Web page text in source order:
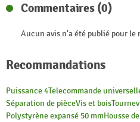
Commentaires (0)
Aucun avis n'a été publié pour le
Recommandations
Puissance 4Telecommande
Séparation de pièceVis et bois
Polystyrène expansé 50 mmHousse